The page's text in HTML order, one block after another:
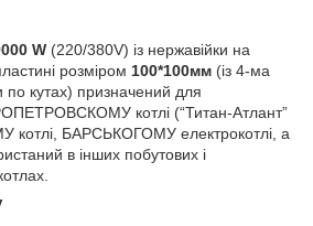
W (220/380V) із нержавійки на
розміром 100*100мм (із 4-ма
по кутах) призначений для
котлі (“Титан-Атлант”
котлі, БАРСЬКОГОМУ електрокотлі, а
в інших побутових і